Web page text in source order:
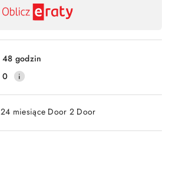
48 godzin
0
24 miesiące Door 2 Door